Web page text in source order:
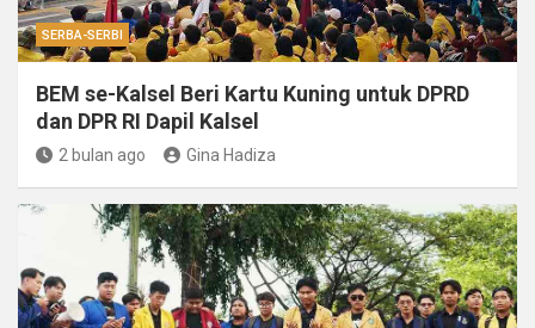
SERBA-SERBI
BEM se-Kalsel Beri Kartu Kuning untuk DPRD
dan DPR RI Dapil Kalsel
2 bulan ago Gina Hadiza